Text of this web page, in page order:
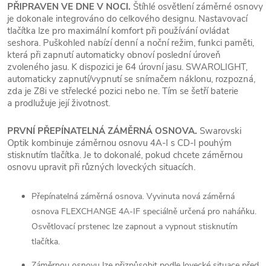
PŘIPRAVEN VE DNE V NOCI. Štíhlé osvětlení záměrné osnovy
je dokonale integrováno do celkového designu. Nastavovací
tlačítka lze pro maximální komfort při používání ovládat
seshora. Puškohled nabízí denní a noční režim, funkci paměti,
která při zapnutí automaticky obnoví poslední úroveň
zvoleného jasu. K dispozici je 64 úrovní jasu. SWAROLIGHT,
automaticky zapnutí/vypnutí se snímačem náklonu, rozpozná,
zda je Z8i ve střelecké pozici nebo ne. Tím se šetří baterie
a prodlužuje její životnost.
PRVNÍ PŘEPÍNATELNÁ ZÁMĚRNÁ OSNOVA. Swarovski
Optik kombinuje záměrnou osnovu 4A-I s CD-I pouhým
stisknutím tlačítka. Je to dokonalé, pokud chcete záměrnou
osnovu upravit při různých loveckých situacích.
Přepínatelná záměrná osnova. Vyvinuta nová záměrná
osnova FLEXCHANGE 4A-IF speciálně určená pro naháňku.
Osvětlovací prstenec lze zapnout a vypnout stisknutím
tlačítka.